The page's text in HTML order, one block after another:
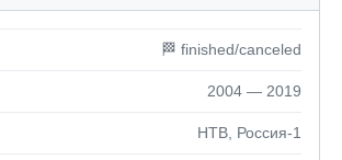
🏁 finished/canceled
2004 — 2019
НТВ, Россия-1